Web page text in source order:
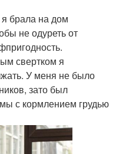
брала на дом
не одуреть от
свертком я
У меня не было
зато был
с кормлением грудью